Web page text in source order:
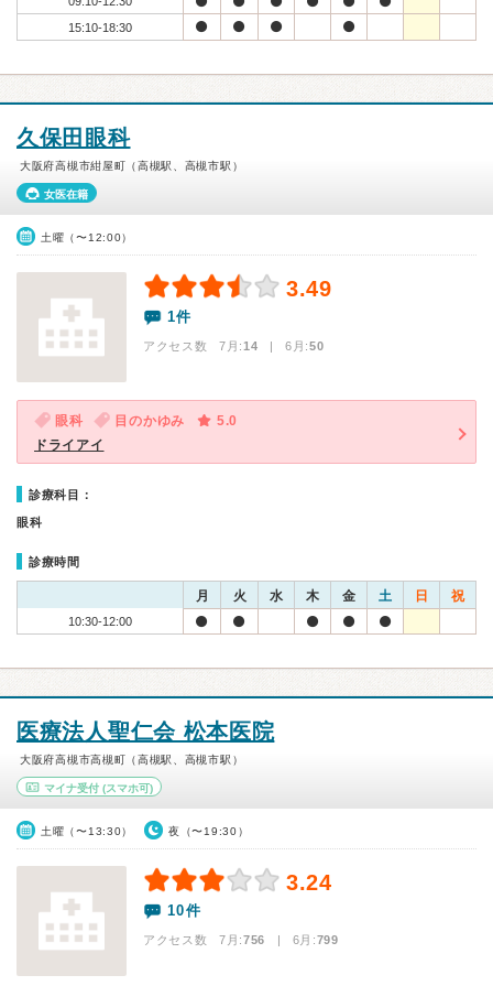
15:10-18:30
久保田眼科
大阪府高槻市紺屋町（高槻駅、高槻市駅）
女医在籍
土曜（〜12:00）
3.49
1件
アクセス数 7月:14 | 6月:50
眼科 目のかゆみ
5.0
ドライアイ
診療科目：
眼科
診療時間
月 火 水 木 金 土 日 祝
10:30-12:00
医療法人聖仁会 松本医院
大阪府高槻市高槻町（高槻駅、高槻市駅）
マイナ受付 (スマホ可)
土曜（〜13:30） 夜（〜19:30）
3.24
10件
アクセス数 7月:756 | 6月:799